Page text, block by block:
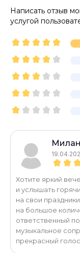
Написать отзыв
услугой
Хотите яркий
и услышать
на свои
на большое
ответственный
музыкальное
прекрасный